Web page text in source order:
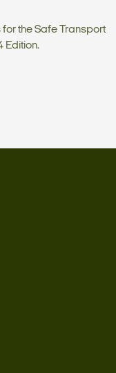
the Safe Transport
Edition.